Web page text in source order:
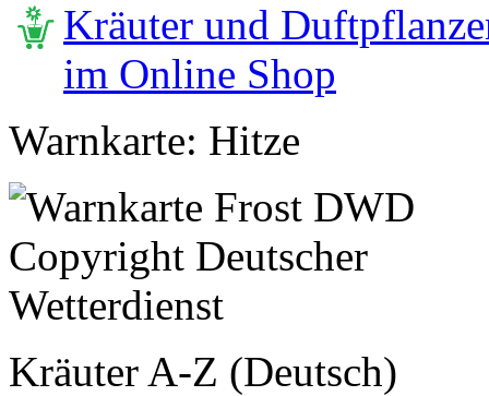
Kräuter und
im Online Shop
Warnkarte: Hitze
Kräuter A-Z (Deutsch)